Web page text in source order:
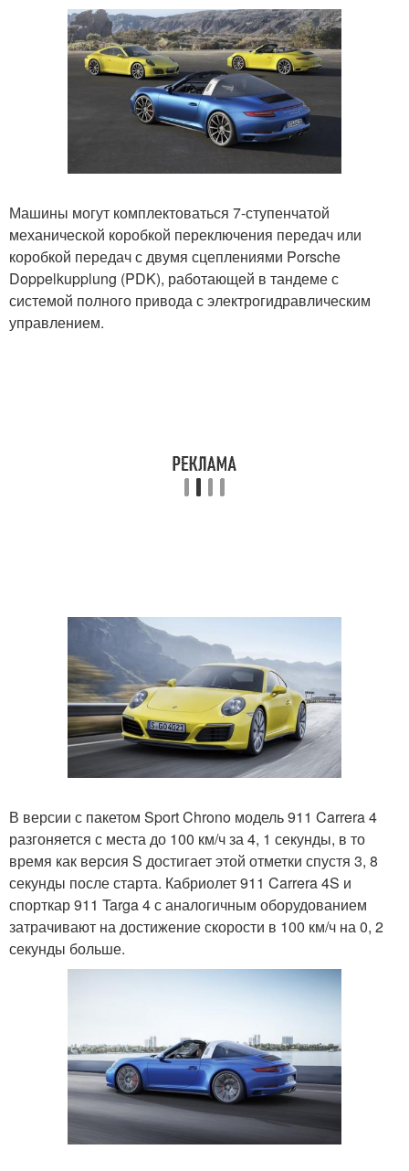
Машины могут комплектоваться 7-ступенчатой
механической коробкой переключения передач или
коробкой передач с двумя сцеплениями Porsche
Doppelkupplung (PDK), работающей в тандеме с
системой полного привода с электрогидравлическим
управлением.
В версии с пакетом Sport Chrono модель 911 Carrera 4
разгоняется с места до 100 км/ч за 4, 1 секунды, в то
время как версия S достигает этой отметки спустя 3, 8
секунды после старта. Кабриолет 911 Carrera 4S и
спорткар 911 Targa 4 с аналогичным оборудованием
затрачивают на достижение скорости в 100 км/ч на 0, 2
секунды больше.